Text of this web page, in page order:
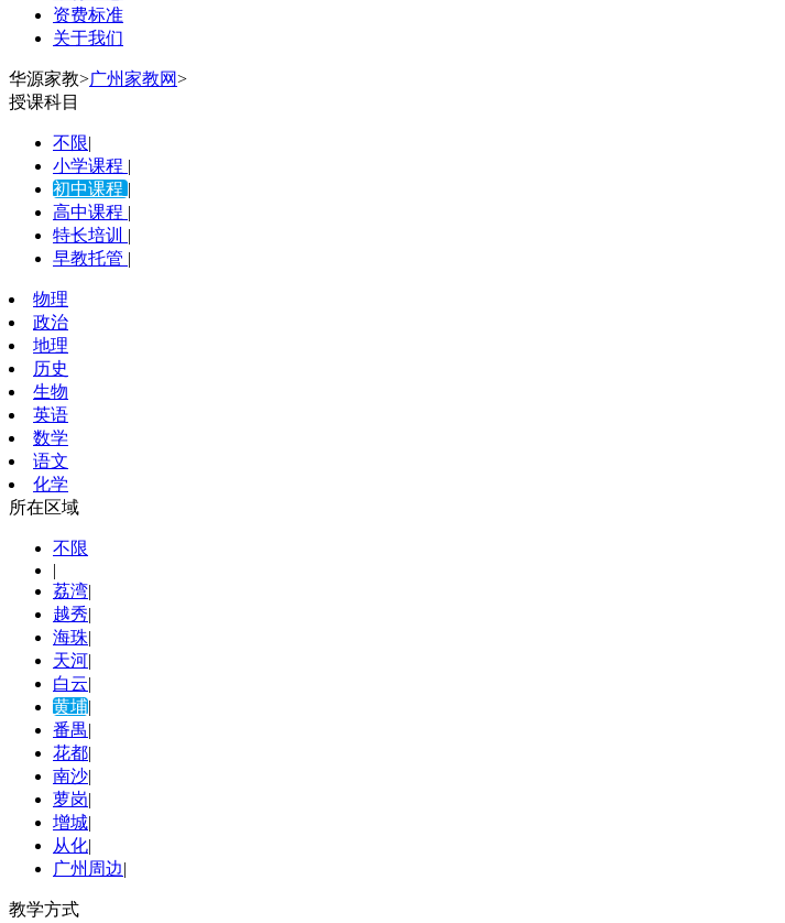
资费标准
关于我们
华源家教>广州家教网>
授课科目
不限|
小学课程 |
初中课程|
高中课程 |
特长培训 |
早教托管 |
物理
政治
地理
历史
生物
英语
数学
语文
化学
所在区域
不限
|
荔湾|
越秀|
海珠|
天河|
白云|
黄埔|
番禺|
花都|
南沙|
萝岗|
增城|
从化|
广州周边|
教学方式